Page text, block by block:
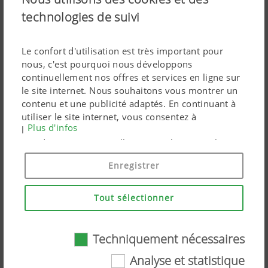
technologies de suivi
Le confort d'utilisation est très important pour
nous, c'est pourquoi nous développons
continuellement nos offres et services en ligne sur
le site internet. Nous souhaitons vous montrer un
contenu et une publicité adaptés. En continuant à
utiliser le site internet, vous consentez à
l'utilisation de cookies techniquement nécessaires.
Vos données personnelles sont utilisées par les
produits marketing Google uniquement si vous
donnez votre consentement en cliquant sur « tout
accepter ». Vous pouvez également effectuer un
paramétrage personnalisé à l'aide des cases à
cocher proposées.
Plus d'infos
Enregistrer
Tout sélectionner
Techniquement nécessaires
Analyse et statistique
Documents de presse :
Télécharger un article
ARTICLES SIMILAIRES